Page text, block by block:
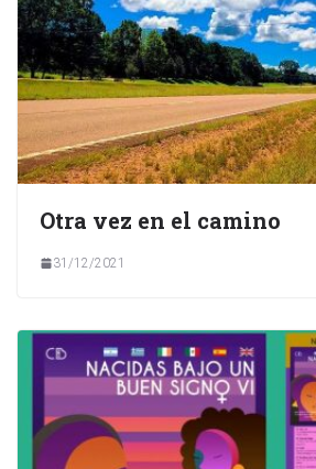
Otra vez en el camino
31/12/2021